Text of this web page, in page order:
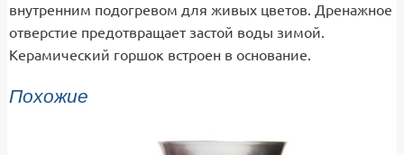
внутренним подогревом для живых цветов. Дренажное
отверстие предотвращает застой воды зимой.
Керамический горшок встроен в основание.
Похожие